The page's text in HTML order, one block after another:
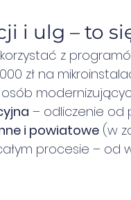
i ulg – to
z
zł na
– odliczenie od
i powiatowe (w
procesie – od